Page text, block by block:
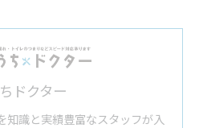
ドクター
知識と実績豊富なスタッフが入